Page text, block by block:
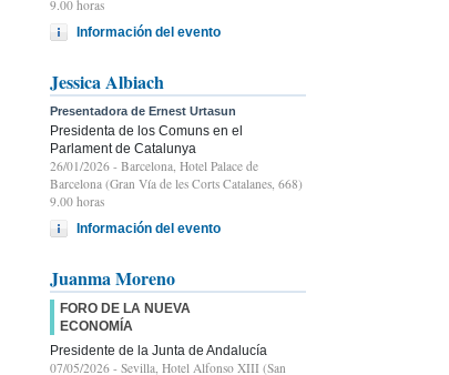
9.00 horas
Información del evento
Jessica Albiach
Presentadora de Ernest Urtasun
Presidenta de los Comuns en el
Parlament de Catalunya
26/01/2026 - Barcelona, Hotel Palace de
Barcelona (Gran Vía de les Corts Catalanes, 668)
9.00 horas
Información del evento
Juanma Moreno
FORO DE LA NUEVA
ECONOMÍA
Presidente de la Junta de Andalucía
07/05/2026 - Sevilla, Hotel Alfonso XIII (San